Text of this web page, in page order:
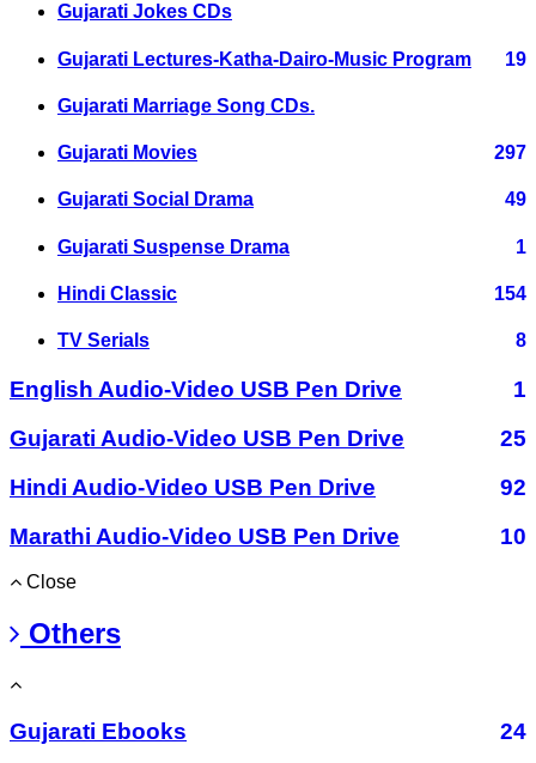
Gujarati Jokes CDs
Gujarati Lectures-Katha-Dairo-Music Program 19
Gujarati Marriage Song CDs.
Gujarati Movies 297
Gujarati Social Drama 49
Gujarati Suspense Drama 1
Hindi Classic 154
TV Serials 8
English Audio-Video USB Pen Drive
1
Gujarati Audio-Video USB Pen Drive
25
Hindi Audio-Video USB Pen Drive
92
Marathi Audio-Video USB Pen Drive
10
Close
Others
Gujarati Ebooks
24